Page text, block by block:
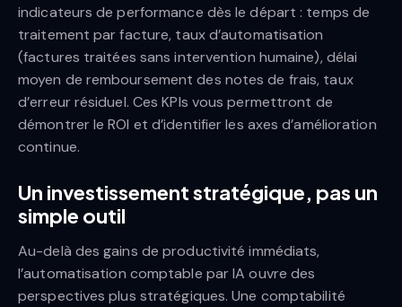
indicateurs de performance dès le départ : temps de
traitement par facture, taux d’automatisation
(factures traitées sans intervention humaine), délai
moyen de remboursement des notes de frais, taux
d’erreur résiduel. Ces KPIs vous permettront de
démontrer le ROI et d’identifier les axes d’amélioration
continue.
Un investissement stratégique, pas un
simple outil
Au-delà des gains de productivité immédiats,
l’automatisation comptable par IA ouvre des
perspectives plus stratégiques. Une comptabilité